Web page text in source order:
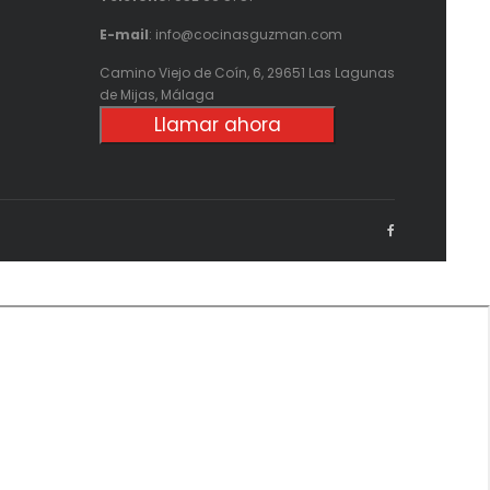
E-mail: info@cocinasguzman.com
Camino Viejo de Coín, 6, 29651 Las Lagunas
de Mijas, Málaga
Llamar ahora